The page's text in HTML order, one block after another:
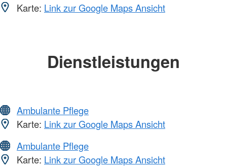
Karte: Link zur Google Maps Ansicht
Dienstleistungen
Ambulante Pflege
Karte: Link zur Google Maps Ansicht
Ambulante Pflege
Karte: Link zur Google Maps Ansicht